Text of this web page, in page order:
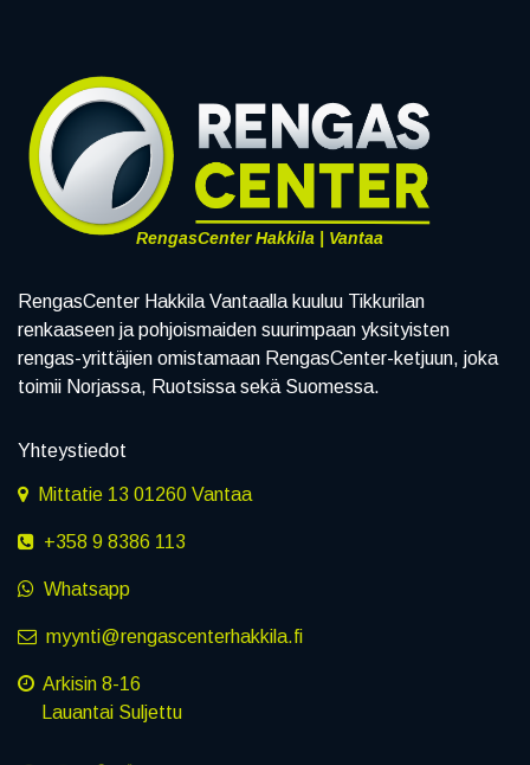
RengasCenter Hakkila | Vantaa
RengasCenter Hakkila Vantaalla kuuluu Tikkurilan
renkaaseen ja pohjoismaiden suurimpaan yksityisten
rengas-yrittäjien omistamaan RengasCenter-ketjuun, joka
toimii Norjassa, Ruotsissa sekä Suomessa.
Yhteystiedot
Mittatie 13 01260 Vantaa
+358 9 8386 113
Whatsapp
myynti@rengascenterhakkila.fi
Arkisin 8-16
Lauantai Suljettu